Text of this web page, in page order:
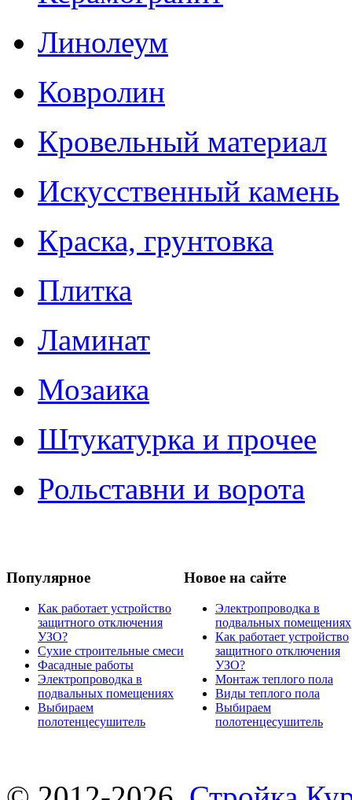
Линолеум
Ковролин
Кровельный материал
Искусственный камень
Краска, грунтовка
Плитка
Ламинат
Мозаика
Штукатурка и прочее
Рольставни и ворота
Популярное
Как работает устройство
защитного отключения
УЗО?
Сухие строительные смеси
Фасадные работы
Электропроводка в
подвальных помещениях
Выбираем
полотенцесушитель
Новое на сайте
Электропроводка в
подвальных помещениях
Как работает устройство
защитного отключения
УЗО?
Монтаж теплого пола
Виды теплого пола
Выбираем
полотенцесушитель